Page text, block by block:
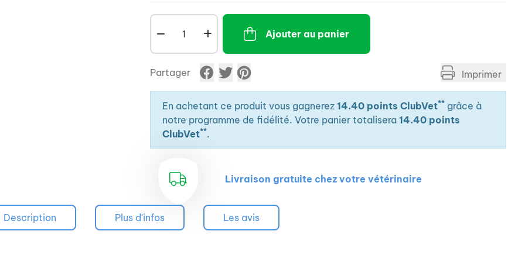
Ajouter au panier
Partager Imprimer
En achetant ce produit vous gagnerez 14.40 points ClubVet** grâce à
notre programme de fidélité. Votre panier totalisera 14.40 points
ClubVet**.
Livraison gratuite chez votre vétérinaire
Description Plus d'infos Les avis